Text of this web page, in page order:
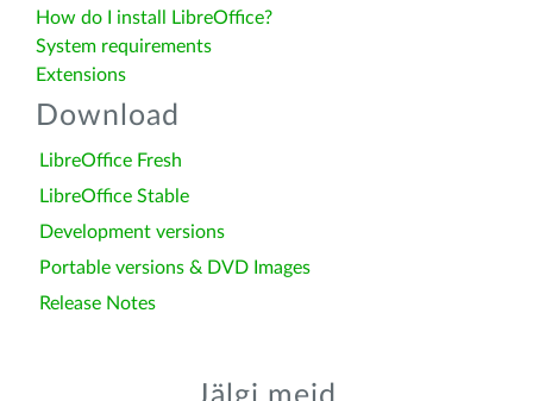
How do I install LibreOffice?
System requirements
Extensions
Download
LibreOffice Fresh
LibreOffice Stable
Development versions
Portable versions & DVD Images
Release Notes